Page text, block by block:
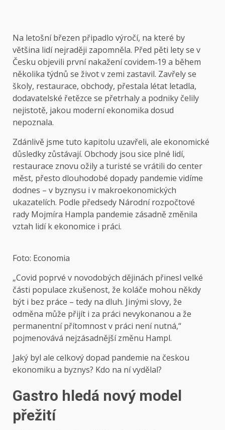
Na letošní březen připadlo výročí, na které by
většina lidí nejraději zapomněla. Před pěti lety se v
Česku objevili první nakažení covidem‑19 a během
několika týdnů se život v zemi zastavil. Zavřely se
školy, restaurace, obchody, přestala létat letadla,
dodavatelské řetězce se přetrhaly a podniky čelily
nejistotě, jakou moderní ekonomika dosud
nepoznala.
Zdánlivě jsme tuto kapitolu uzavřeli, ale ekonomické
důsledky zůstávají. Obchody jsou sice plné lidí,
restaurace znovu ožily a turisté se vrátili do center
měst, přesto dlouhodobé dopady pandemie vidíme
dodnes – v byznysu i v makroekonomických
ukazatelích. Podle předsedy Národní rozpočtové
rady Mojmíra Hampla pandemie zásadně změnila
vztah lidí k ekonomice i práci.
Foto: Economia
„Covid poprvé v novodobých dějinách přinesl velké
části populace zkušenost, že koláče mohou někdy
být i bez práce – tedy na dluh. Jinými slovy, že
odměna může přijít i za práci nevykonanou a že
permanentní přítomnost v práci není nutná,“
pojmenovává nejzásadnější změnu Hampl.
Jaký byl ale celkový dopad pandemie na českou
ekonomiku a byznys? Kdo na ní vydělal?
Gastro hledá nový model
přežití